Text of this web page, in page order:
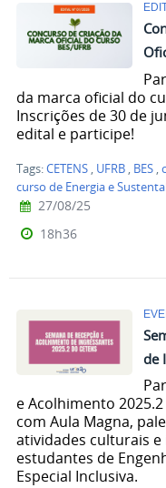
da marca oficial do
Inscrições de 30 de
edital e participe!
Tags:CETENS , UFRB , BES ,
curso de Energia e
27/08/25
18h36
de
e Acolhimento 2025.2
com Aula Magna,
atividades culturais
estudantes de
Especial Inclusiva.